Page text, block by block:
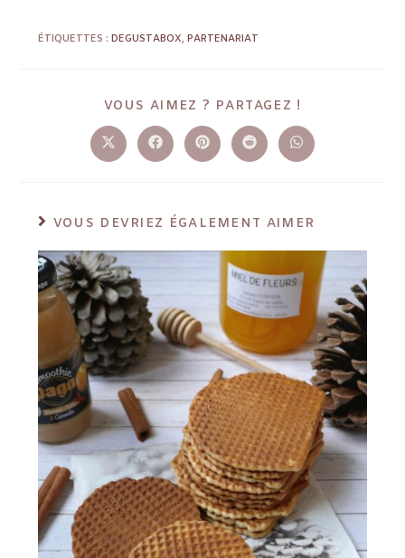
ÉTIQUETTES :DEGUSTABOX, PARTENARIAT
VOUS AIMEZ ? PARTAGEZ !
VOUS DEVRIEZ ÉGALEMENT AIMER